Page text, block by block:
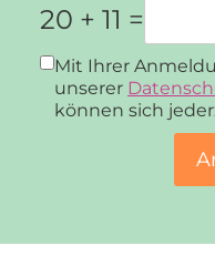
20 + 11 =
Datenschutz*
Mit Ihrer
unserer
können sich